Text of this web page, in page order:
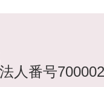
法人番号